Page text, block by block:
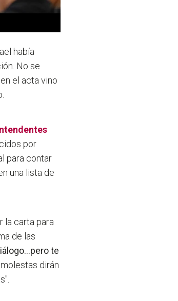
había
No se
el acta vino
por
para contar
una lista de
la carta para
de las
te
dirán
".